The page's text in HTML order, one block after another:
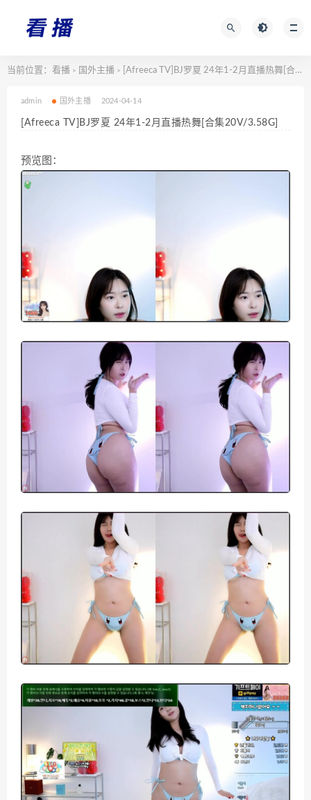
当前位置： 看播 > 国外主播 > [Afreeca TV]BJ罗夏 24年1-2月直播热舞[合集20V/3.58G]
admin 国外主播 2024-04-14
[Afreeca TV]BJ罗夏 24年1-2月直播热舞[合集20V/3.58G]
预览图：